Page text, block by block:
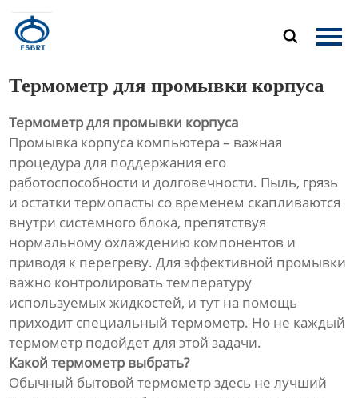

Главная
Новости
Контакты
Термометр для промывки корпуса
Термометр для промывки корпуса
Промывка корпуса компьютера – важная
процедура для поддержания его
работоспособности и долговечности. Пыль, грязь
и остатки термопасты со временем скапливаются
внутри системного блока, препятствуя
нормальному охлаждению компонентов и
приводя к перегреву. Для эффективной промывки
важно контролировать температуру
используемых жидкостей, и тут на помощь
приходит специальный термометр. Но не каждый
термометр подойдет для этой задачи.
Какой термометр выбрать?
Обычный бытовой термометр здесь не лучший